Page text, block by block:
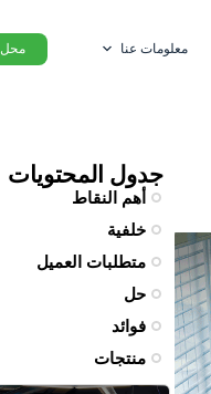
معلومات عنا محل
جدول المحتويات
أهم النقاط
خلفية
متطلبات العميل
حل
فوائد
منتجات